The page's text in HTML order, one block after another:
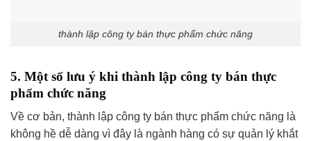
thành lập công ty bán thực phẩm chức năng
5. Một số lưu ý khi thành lập công ty bán thực
phẩm chức năng
Về cơ bản, thành lập công ty bán thực phẩm chức năng là
không hề dễ dàng vì đây là ngành hàng có sự quản lý khắt